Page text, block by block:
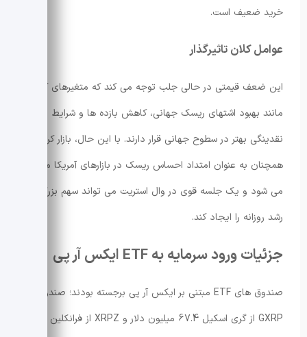
خرید ضعیف است.
عوامل کلان تاثیرگذار
این ضعف قیمتی در حالی جلب توجه می کند که متغیرهای کلان
مانند بهبود اشتهای ریسک جهانی، کاهش بازده ها و شرایط
نقدینگی بهتر در سطوح جهانی قرار دارند. با این حال، بازار کریپتو
همچنان به عنوان امتداد احساس ریسک در بازارهای آمریکا معامله
می شود و یک جلسه قوی در وال استریت می تواند سهم بزرگی از
رشد روزانه را ایجاد کند.
جزئیات ورود سرمایه به ETF ایکس آر پی
صندوق های ETF مبتنی بر ایکس آر پی برجسته بودند؛ صندوق
GXRP از گری اسکیل 67.4 میلیون دلار و XRPZ از فرانکلین